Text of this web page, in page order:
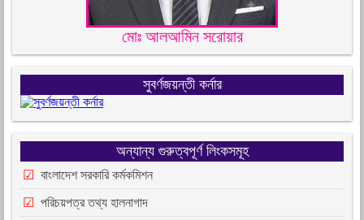
মোঃ আলআমিন সরোয়ার
সুবর্ণজয়ন্তী কর্নার
অন্যান্য গুরুত্বপূর্ণ লিংকসমূহ
বাংলাদেশ সরকারি কর্মকমিশন
পরিচয়পত্র তথ্য হালনাগাদ